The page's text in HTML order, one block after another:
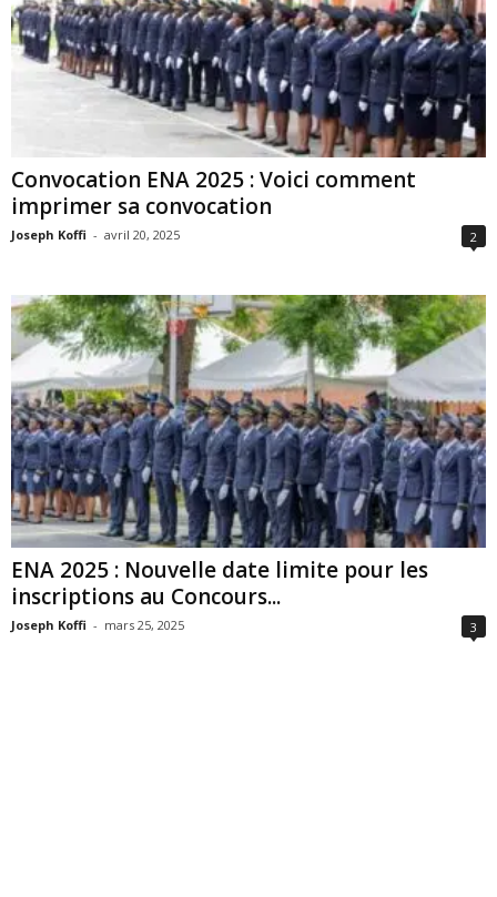
Convocation ENA 2025 : Voici comment
imprimer sa convocation
Joseph Koffi - avril 20, 2025 2
ENA 2025 : Nouvelle date limite pour les
inscriptions au Concours...
Joseph Koffi - mars 25, 2025 3